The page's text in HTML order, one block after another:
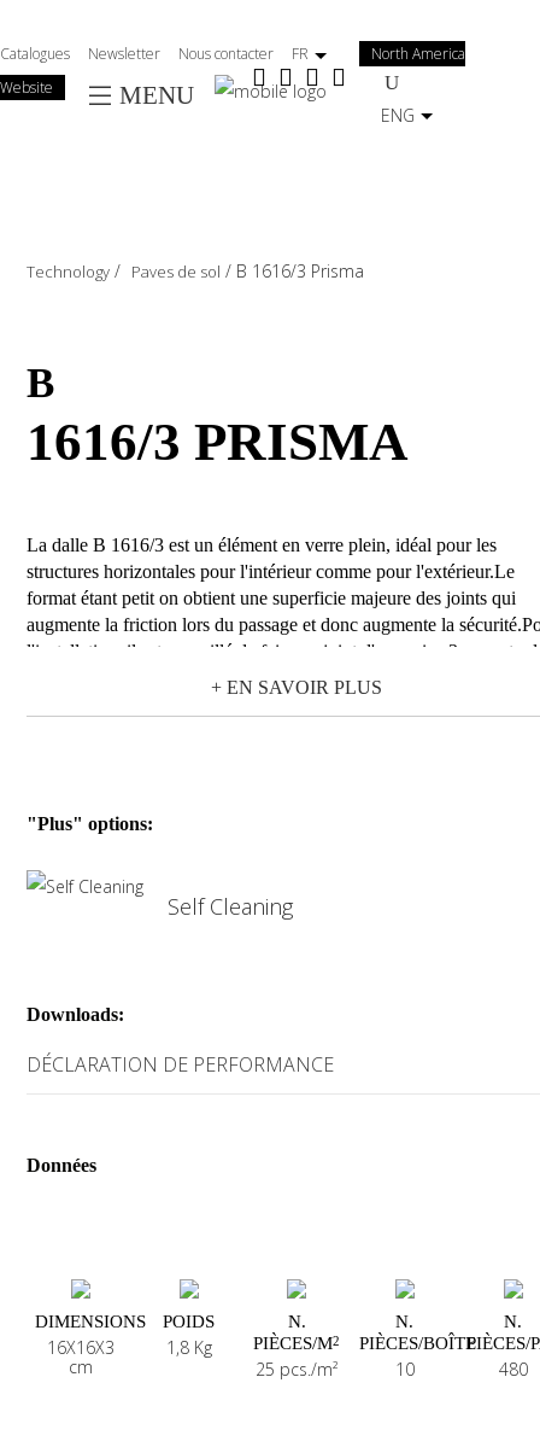
al
contenuto
Catalogues Newsletter Nous contacter FR
North America
Website
MENU
ENG
Technology / Paves de sol / B 1616/3 Prisma
B
1616/3 PRISMA
La dalle B 1616/3 est un élément en verre plein, idéal pour les
structures horizontales pour l'intérieur comme pour l'extérieur.Le
format étant petit on obtient une superficie majeure des joints qui
augmente la friction lors du passage et donc augmente la
l'installation, il est conseillé de faire un joint d'au moins 3 cm entre
+ EN SAVOIR PLUS
"Plus" options:
Self Cleaning
Downloads:
DÉCLARATION DE PERFORMANCE
Données
DIMENSIONS
16X16X3
cm
POIDS
1,8 Kg
N.
PIÈCES/M2
25 pcs./m²
N.
PIÈCES/BOÎTE
10
N.
PIÈCES/
480